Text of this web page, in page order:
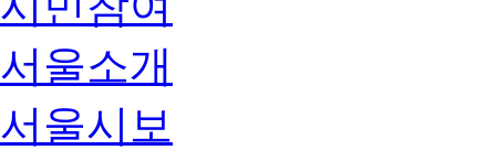
서울소개
서울시보